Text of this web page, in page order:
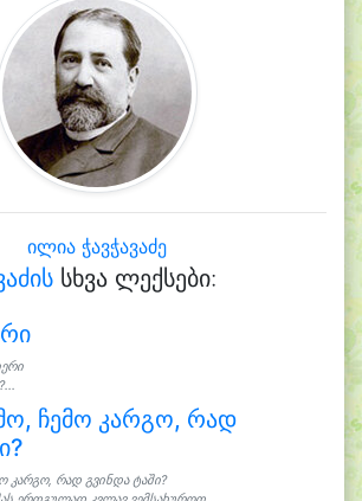
ილია ჭავჭავაძე
სხვა ლექსები:
ჩემო კარგო, რად
კარგო, რად გვინდა ტაში?